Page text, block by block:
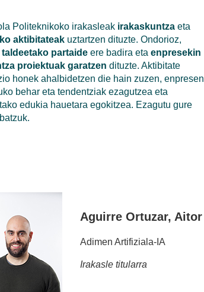
Politeknikoko irakasleak irakaskuntza eta
aktibitateak uztartzen dituzte. Ondorioz,
partaide ere badira eta enpresekin
proiektuak garatzen dituzte. Aktibitate
honek ahalbidetzen die hain zuzen, enpresen
behar eta tendentziak ezagutzea eta
edukia hauetara egokitzea. Ezagutu gure
Aguirre Ortuzar, Aitor
Adimen Artifiziala-IA
Irakasle titularra